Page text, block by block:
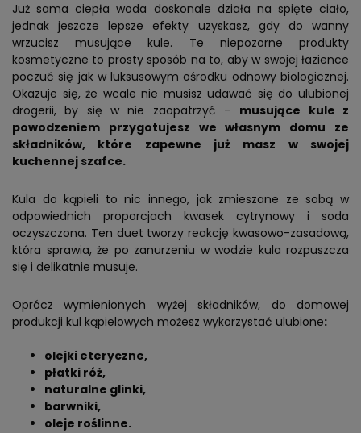
Już sama ciepła woda doskonale działa na spięte ciało,
jednak jeszcze lepsze efekty uzyskasz, gdy do wanny
wrzucisz musujące kule. Te niepozorne produkty
kosmetyczne to prosty sposób na to, aby w swojej łazience
poczuć się jak w luksusowym ośrodku odnowy biologicznej.
Okazuje się, że wcale nie musisz udawać się do ulubionej
drogerii, by się w nie zaopatrzyć – musujące kule z
powodzeniem przygotujesz we własnym domu ze
składników, które zapewne już masz w swojej
kuchennej szafce.
Kula do kąpieli to nic innego, jak zmieszane ze sobą w
odpowiednich proporcjach kwasek cytrynowy i soda
oczyszczona. Ten duet tworzy reakcję kwasowo-zasadową,
która sprawia, że po zanurzeniu w wodzie kula rozpuszcza
się i delikatnie musuje.
Oprócz wymienionych wyżej składników, do domowej
produkcji kul kąpielowych możesz wykorzystać ulubione:
olejki eteryczne,
płatki róż,
naturalne glinki,
barwniki,
oleje roślinne.